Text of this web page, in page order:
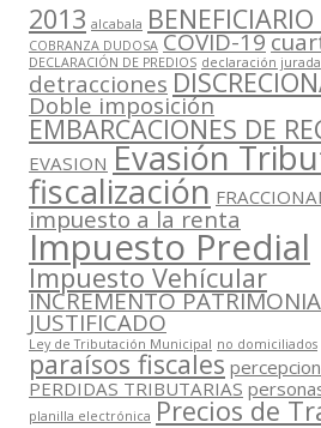
2013 alcabala
COBRANZA DUDOSA COVID-19
DECLARACIÓN DE PREDIOS declaración jurada
detracciones
Doble imposición
EMBARCACIONES DE
EVASION Evasión
fiscalización
impuesto a la renta
Impuesto Predial
Impuesto Vehícular
INCREMENTO
JUSTIFICADO
Ley de Tributación Municipal no domiciliados
paraísos fiscales
PERDIDAS TRIBUTARIAS
planilla electrónica Precios de